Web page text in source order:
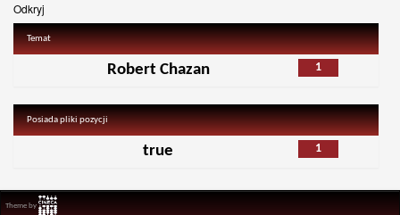
Odkryj
Temat
1
Robert Chazan
Posiada pliki pozycji
1
true
Theme by